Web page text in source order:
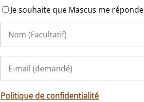
Je souhaite que Mascus me réponde
Politique de confidentialité